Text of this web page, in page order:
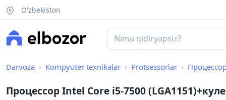
O'zbekiston
Darvoza Kompyuter texnikalar Protsessorlar
Процессор Intel Core i5-7500